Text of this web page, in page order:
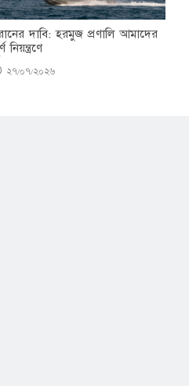
দাবি: হরমুজ প্রণালি আমাদের
নিয়ন্ত্রণে
২৭/০৭/২০২৬